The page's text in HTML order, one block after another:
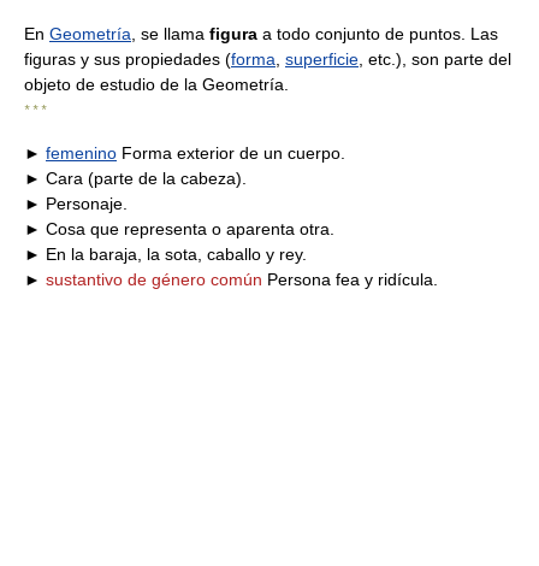
En Geometría , se llama figura a todo conjunto de puntos. Las
figuras y sus propiedades (forma superficie , etc.), son parte del
objeto de estudio de la Geometría.
* * *
► femenino Forma exterior de un cuerpo.
► Cara (parte de la cabeza).
► Personaje.
► Cosa que representa o aparenta otra.
► En la baraja, la sota, caballo y rey.
► sustantivo de género común Persona fea y ridícula.